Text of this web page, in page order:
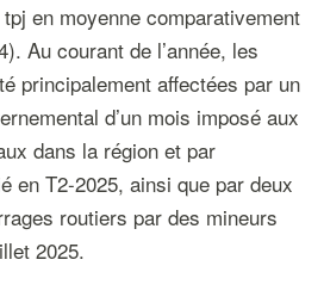
en moyenne comparativement
Au courant de l’année, les
principalement affectées par un
d’un mois imposé aux
dans la région et par
en T2-2025, ainsi que par deux
routiers par des mineurs
2025.